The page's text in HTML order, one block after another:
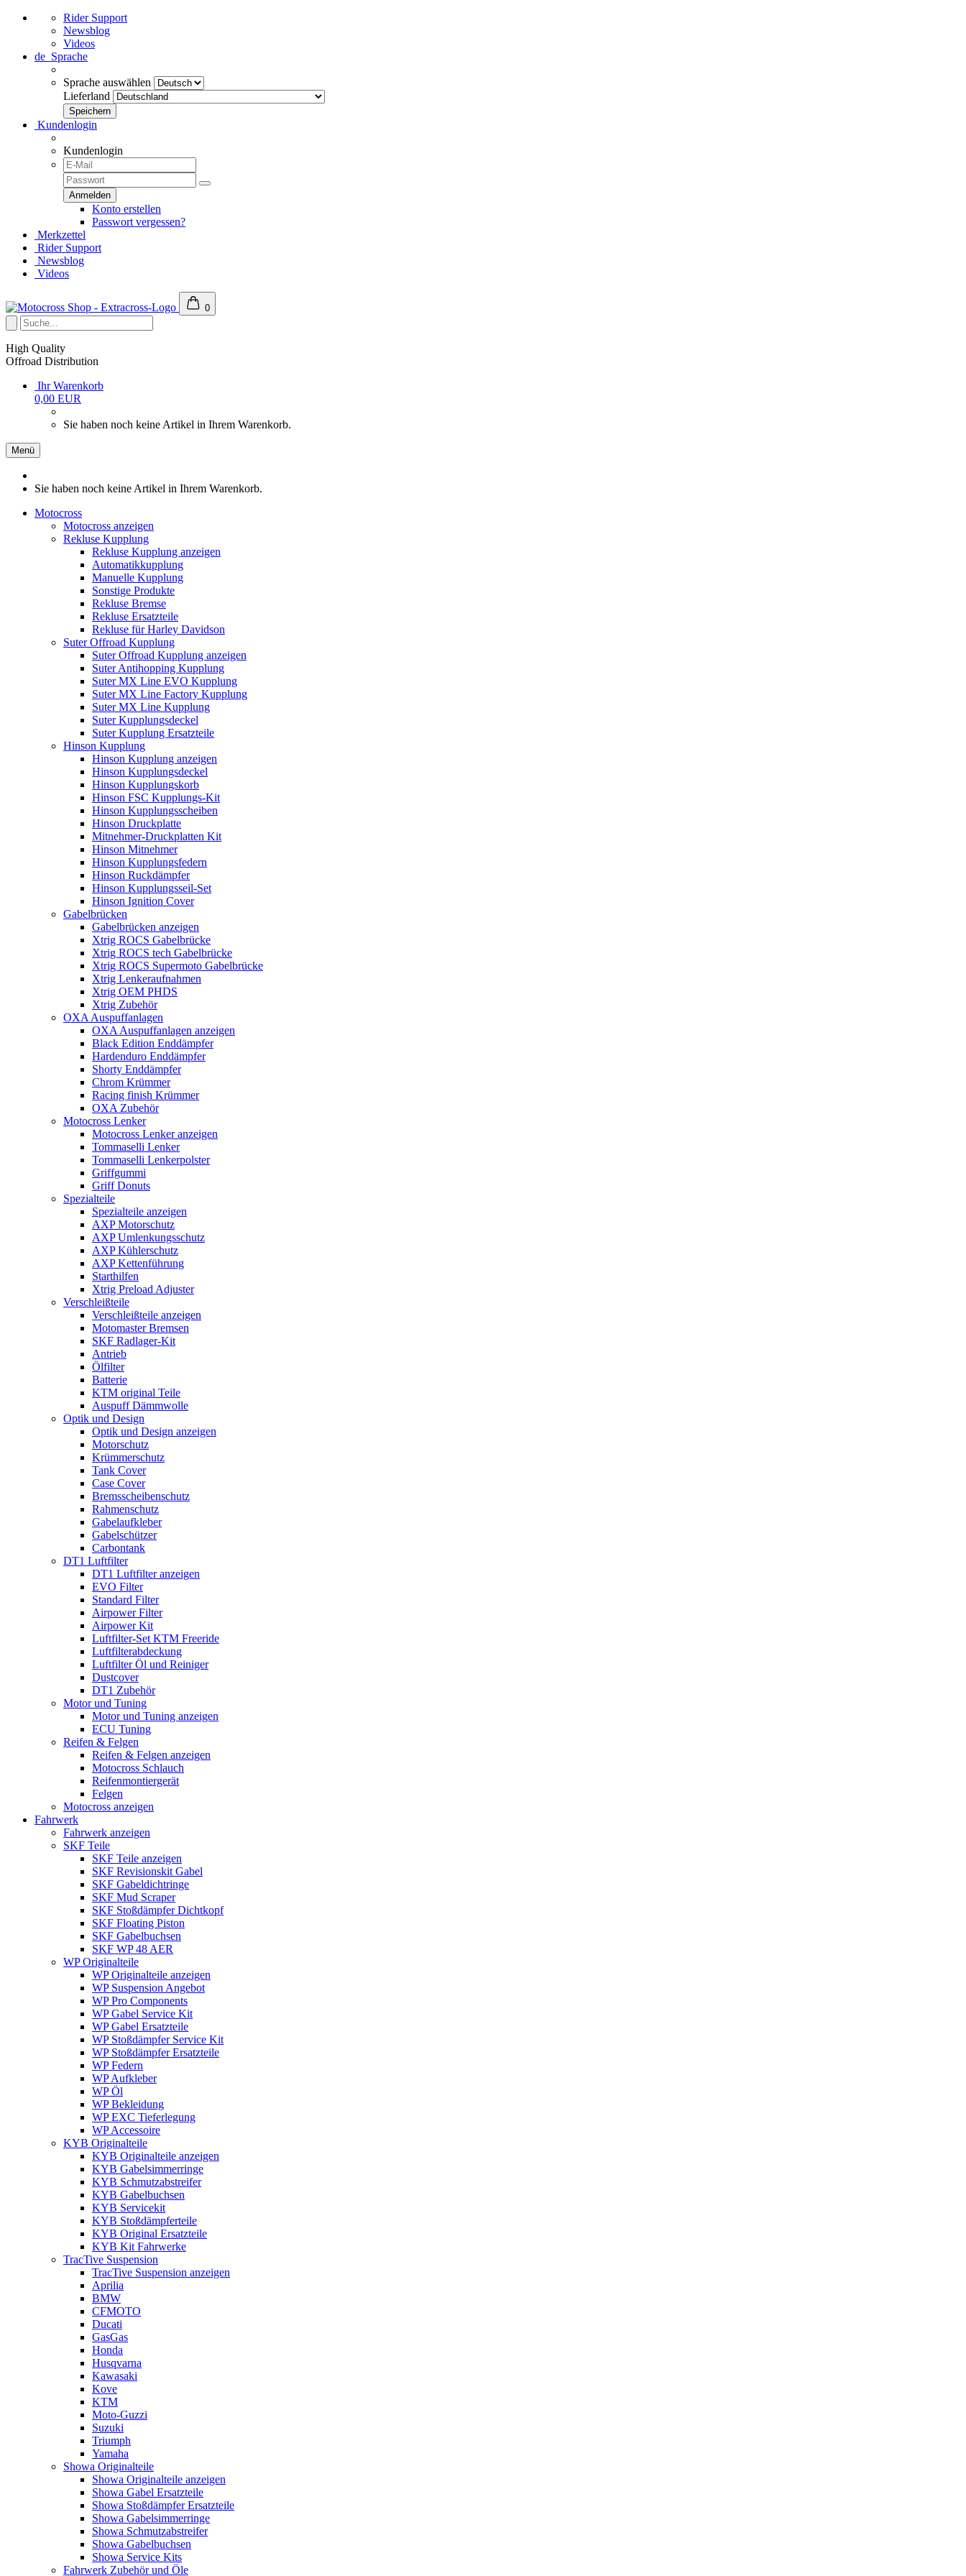
Rider Support
Newsblog
Videos
de Sprache
Sprache auswählen
Lieferland
Kundenlogin
Kundenlogin
Konto erstellen
Passwort vergessen?
Merkzettel
Rider Support
Newsblog
Videos
0
High Quality
Offroad Distribution
Ihr Warenkorb
0,00 EUR
Sie haben noch keine Artikel in Ihrem Warenkorb.
Menü
Sie haben noch keine Artikel in Ihrem Warenkorb.
Motocross
Motocross anzeigen
Rekluse Kupplung
Rekluse Kupplung anzeigen
Automatikkupplung
Manuelle Kupplung
Sonstige Produkte
Rekluse Bremse
Rekluse Ersatzteile
Rekluse für Harley Davidson
Suter Offroad Kupplung
Suter Offroad Kupplung anzeigen
Suter Antihopping Kupplung
Suter MX Line EVO Kupplung
Suter MX Line Factory Kupplung
Suter MX Line Kupplung
Suter Kupplungsdeckel
Suter Kupplung Ersatzteile
Hinson Kupplung
Hinson Kupplung anzeigen
Hinson Kupplungsdeckel
Hinson Kupplungskorb
Hinson FSC Kupplungs-Kit
Hinson Kupplungsscheiben
Hinson Druckplatte
Mitnehmer-Druckplatten Kit
Hinson Mitnehmer
Hinson Kupplungsfedern
Hinson Ruckdämpfer
Hinson Kupplungsseil-Set
Hinson Ignition Cover
Gabelbrücken
Gabelbrücken anzeigen
Xtrig ROCS Gabelbrücke
Xtrig ROCS tech Gabelbrücke
Xtrig ROCS Supermoto Gabelbrücke
Xtrig Lenkeraufnahmen
Xtrig OEM PHDS
Xtrig Zubehör
OXA Auspuffanlagen
OXA Auspuffanlagen anzeigen
Black Edition Enddämpfer
Hardenduro Enddämpfer
Shorty Enddämpfer
Chrom Krümmer
Racing finish Krümmer
OXA Zubehör
Motocross Lenker
Motocross Lenker anzeigen
Tommaselli Lenker
Tommaselli Lenkerpolster
Griffgummi
Griff Donuts
Spezialteile
Spezialteile anzeigen
AXP Motorschutz
AXP Umlenkungsschutz
AXP Kühlerschutz
AXP Kettenführung
Starthilfen
Xtrig Preload Adjuster
Verschleißteile
Verschleißteile anzeigen
Motomaster Bremsen
SKF Radlager-Kit
Antrieb
Ölfilter
Batterie
KTM original Teile
Auspuff Dämmwolle
Optik und Design
Optik und Design anzeigen
Motorschutz
Krümmerschutz
Tank Cover
Case Cover
Bremsscheibenschutz
Rahmenschutz
Gabelaufkleber
Gabelschützer
Carbontank
DT1 Luftfilter
DT1 Luftfilter anzeigen
EVO Filter
Standard Filter
Airpower Filter
Airpower Kit
Luftfilter-Set KTM Freeride
Luftfilterabdeckung
Luftfilter Öl und Reiniger
Dustcover
DT1 Zubehör
Motor und Tuning
Motor und Tuning anzeigen
ECU Tuning
Reifen & Felgen
Reifen & Felgen anzeigen
Motocross Schlauch
Reifenmontiergerät
Felgen
Motocross anzeigen
Fahrwerk
Fahrwerk anzeigen
SKF Teile
SKF Teile anzeigen
SKF Revisionskit Gabel
SKF Gabeldichtringe
SKF Mud Scraper
SKF Stoßdämpfer Dichtkopf
SKF Floating Piston
SKF Gabelbuchsen
SKF WP 48 AER
WP Originalteile
WP Originalteile anzeigen
WP Suspension Angebot
WP Pro Components
WP Gabel Service Kit
WP Gabel Ersatzteile
WP Stoßdämpfer Service Kit
WP Stoßdämpfer Ersatzteile
WP Federn
WP Aufkleber
WP Öl
WP Bekleidung
WP EXC Tieferlegung
WP Accessoire
KYB Originalteile
KYB Originalteile anzeigen
KYB Gabelsimmerringe
KYB Schmutzabstreifer
KYB Gabelbuchsen
KYB Servicekit
KYB Stoßdämpferteile
KYB Original Ersatzteile
KYB Kit Fahrwerke
TracTive Suspension
TracTive Suspension anzeigen
Aprilia
BMW
CFMOTO
Ducati
GasGas
Honda
Husqvarna
Kawasaki
Kove
KTM
Moto-Guzzi
Suzuki
Triumph
Yamaha
Showa Originalteile
Showa Originalteile anzeigen
Showa Gabel Ersatzteile
Showa Stoßdämpfer Ersatzteile
Showa Gabelsimmerringe
Showa Schmutzabstreifer
Showa Gabelbuchsen
Showa Service Kits
Fahrwerk Zubehör und Öle